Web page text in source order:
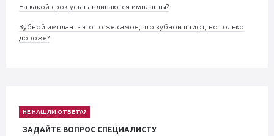
На какой срок устанавливаются импланты?
Зубной имплант - это то же самое, что зубной штифт, но только
дороже?
НЕ НАШЛИ ОТВЕТА?
ЗАДАЙТЕ ВОПРОС СПЕЦИАЛИСТУ